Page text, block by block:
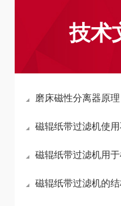
技术
磨床磁性分离器原理
磁辊纸带过滤机使
磁辊纸带过滤机用于机
磁辊纸带过滤机的